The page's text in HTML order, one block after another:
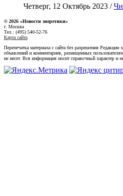
Четверг, 12 Октябрь 2023 /
© 2026 «Новости энеретики»
г. Москва
Тел.: (495) 540-52-76
Карта сайта
Перепечатка материала с сайта без разрешения Редакции
объявлений и комментариев, размещенных
не несет. Вся информация носит справочный характер и